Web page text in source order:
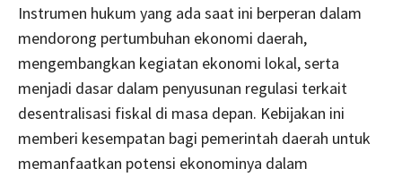
Instrumen hukum yang ada saat ini berperan dalam
mendorong pertumbuhan ekonomi daerah,
mengembangkan kegiatan ekonomi lokal, serta
menjadi dasar dalam penyusunan regulasi terkait
desentralisasi fiskal di masa depan. Kebijakan ini
memberi kesempatan bagi pemerintah daerah untuk
memanfaatkan potensi ekonominya dalam